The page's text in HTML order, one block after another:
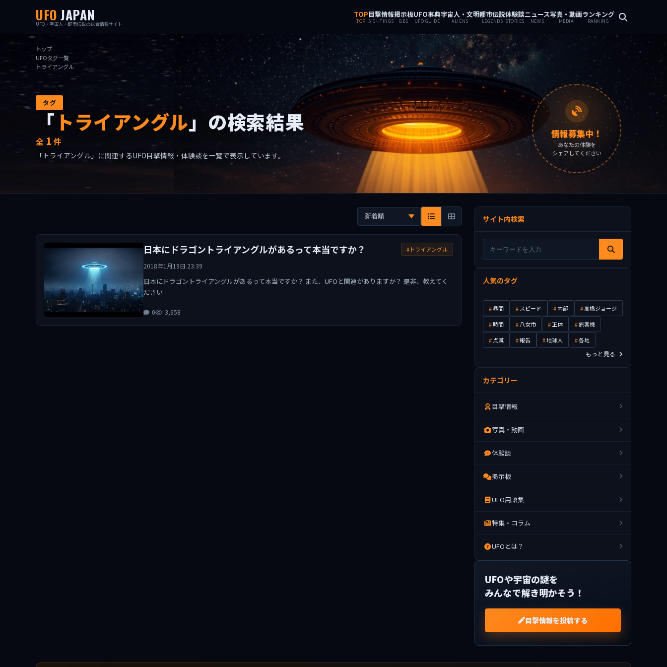
UFO JAPAN
UFO・宇宙人・都市伝説の総合情報サイト
TOP
TOP
目撃情報
SIGHTINGS
掲示板
BBS
UFO事典
UFO GUIDE
宇宙人・文明
ALIENS
都市伝説
LEGENDS
体験談
STORIES
ニュース
NEWS
写真・動画
MEDIA
ランキング
RANKING
トップ
UFOタグ一覧
トライアングル
タグ
「 トライアングル」の検索結果
全 1 件
「トライアングル」に関連するUFO目撃情報・体験談を一覧で表示しています。
情報募集中！
あなたの体験を
シェアしてください
日本にドラゴントライアングルがあるって本当ですか？ #トライアングル
2018年1月19日 23:39
日本にドラゴントライアングルがあるって本当ですか？ また、UFOと関連がありますか？ 是非、教えてく
ださい
0 3,658
サイト内検索
人気のタグ
昼間 スピード 内部
高橋ジョージ
時間
八女市 正体
旅客機
点滅
報告 地球人 各地
もっと見る
カテゴリー
目撃情報
写真・動画
体験談
掲示板
UFO用語集
特集・コラム
UFOとは？
UFOや宇宙の謎を
みんなで解き明かそう！
目撃情報を投稿する